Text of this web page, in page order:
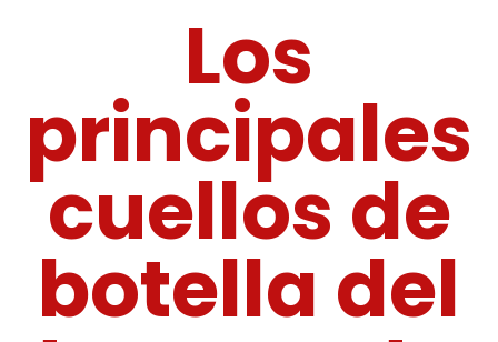
Los
principales
cuellos de
botella del